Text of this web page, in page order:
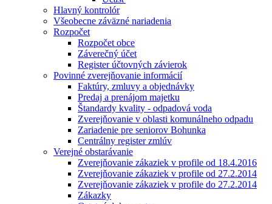
Hlavný kontrolór
Všeobecne záväzné nariadenia
Rozpočet
Rozpočet obce
Záverečný účet
Register účtovných závierok
Povinné zverejňovanie informácií
Faktúry, zmluvy a objednávky
Predaj a prenájom majetku
Štandardy kvality - odpadová voda
Zverejňovanie v oblasti komunálneho odpadu
Zariadenie pre seniorov Bohunka
Centrálny register zmlúv
Verejné obstarávanie
Zverejňovanie zákaziek v profile od 18.4.2016
Zverejňovanie zákaziek v profile od 27.2.2014
Zverejňovanie zákaziek v profile do 27.2.2014
Zákazky